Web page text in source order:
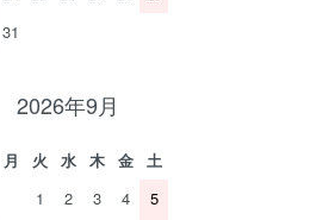
31
2026年9月
月 火 水 木 金
土
1
2 3 4
5